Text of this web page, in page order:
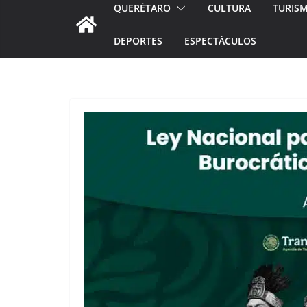
QUERÉTARO CULTURA
DEPORTES ESPECTÁCULOS